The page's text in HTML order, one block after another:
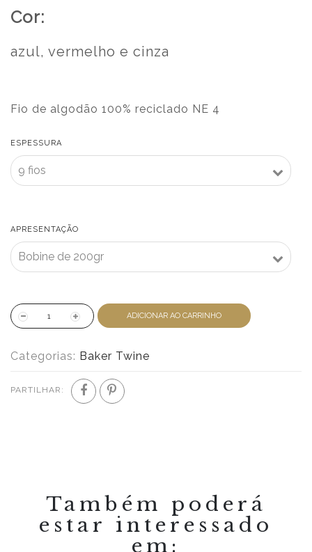
Cor:
azul, vermelho e cinza
Fio de algodão 100% reciclado NE 4
ESPESSURA
APRESENTAÇÃO
ADICIONAR AO CARRINHO
Categorias: Baker Twine
PARTILHAR:
Também poderá
estar interessado
em: